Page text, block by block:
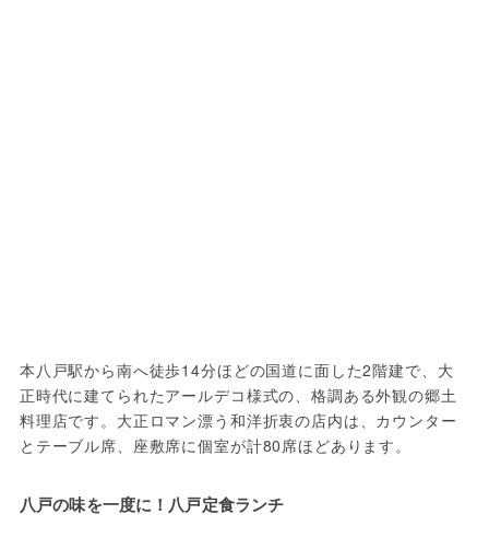
本八戸駅から南へ徒歩14分ほどの国道に面した2階建で、大
正時代に建てられたアールデコ様式の、格調ある外観の郷土
料理店です。大正ロマン漂う和洋折衷の店内は、カウンター
とテーブル席、座敷席に個室が計80席ほどあります。
八戸の味を一度に！八戸定食ランチ